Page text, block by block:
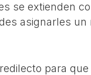
se extienden
asignarles
para